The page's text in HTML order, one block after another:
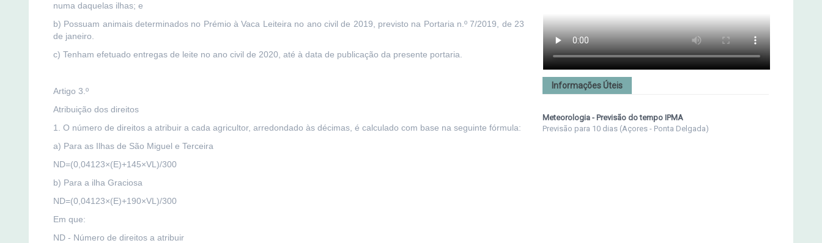
numa daquelas ilhas; e
b) Possuam animais determinados no Prémio à Vaca Leiteira no ano civil de 2019, previsto na Portaria n.º 7/2019, de 23
de janeiro.
c) Tenham efetuado entregas de leite no ano civil de 2020, até à data de publicação da presente portaria.
Artigo 3.º
Atribuição dos direitos
1. O número de direitos a atribuir a cada agricultor, arredondado às décimas, é calculado com base na seguinte fórmula:
a) Para as Ilhas de São Miguel e Terceira
ND=(0,04123×(E)+145×VL)/300
b) Para a ilha Graciosa
ND=(0,04123×(E)+190×VL)/300
Em que:
ND - Número de direitos a atribuir
Informações Úteis
Meteorologia - Previsão do tempo IPMA
Previsão para 10 dias (Açores - Ponta Delgada)